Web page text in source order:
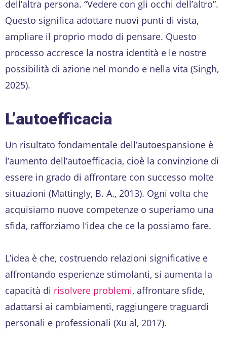
dell’altra persona. “Vedere con gli occhi dell’altro”.
Questo significa adottare nuovi punti di vista,
ampliare il proprio modo di pensare. Questo
processo accresce la nostra identità e le nostre
possibilità di azione nel mondo e nella vita (Singh,
2025).
L’autoefficacia
Un risultato fondamentale dell’autoespansione è
l’aumento dell’autoefficacia, cioè la convinzione di
essere in grado di affrontare con successo molte
situazioni (Mattingly, B. A., 2013). Ogni volta che
acquisiamo nuove competenze o superiamo una
sfida, rafforziamo l’idea che ce la possiamo fare.
L’idea è che, costruendo relazioni significative e
affrontando esperienze stimolanti, si aumenta la
capacità di risolvere problemi, affrontare sfide,
adattarsi ai cambiamenti, raggiungere traguardi
personali e professionali (Xu al, 2017).